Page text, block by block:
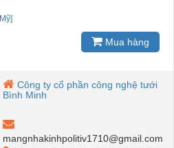
Mỹ]
Mua hàng
Công ty cổ phần công nghệ tưới
Bình Minh
mangnhakinhpolitiv1710@gmail.com